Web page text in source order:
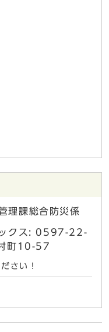
理課総合防災係
クス: 0597-22-
10-57
さい！